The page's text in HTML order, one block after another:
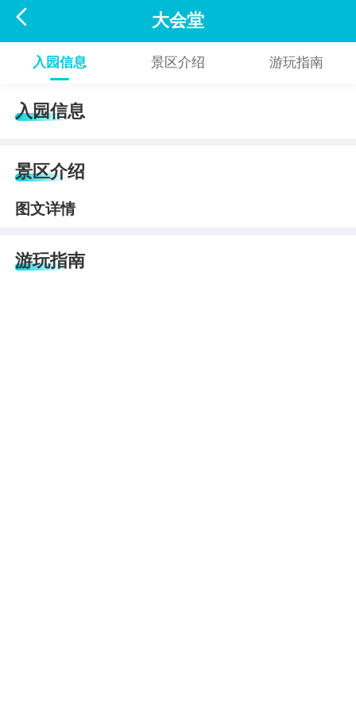
 大会堂
入园信息 景区介绍 游玩指南
入园信息
景区介绍
图文详情
游玩指南